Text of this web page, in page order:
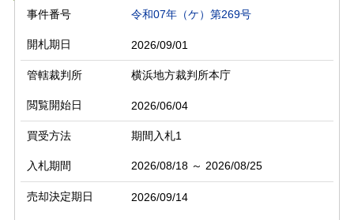
事件番号 令和07年（ケ）第269号
開札期日 2026/09/01
管轄裁判所 横浜地方裁判所本庁
閲覧開始日 2026/06/04
買受方法 期間入札1
入札期間 2026/08/18 ～ 2026/08/25
売却決定期日 2026/09/14